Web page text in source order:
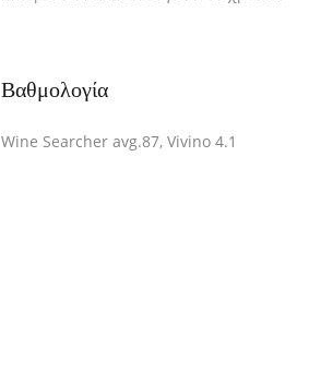
Βαθμολογία
Wine Searcher avg.87, Vivino 4.1